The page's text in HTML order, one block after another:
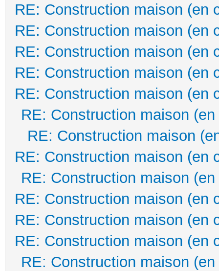
RE: Construction maison (en
RE: Construction maison (en
RE: Construction maison (en
RE: Construction maison (en
RE: Construction maison (en
RE: Construction maison
RE: Construction maison
RE: Construction maison (en
RE: Construction maison
RE: Construction maison (en
RE: Construction maison (en
RE: Construction maison (en
RE: Construction maison